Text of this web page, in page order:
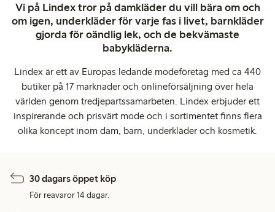
Vi på Lindex tror på damkläder du vill bära om och
om igen, underkläder för varje fas i livet, barnkläder
gjorda för oändlig lek, och de bekvämaste
babykläderna.
Lindex är ett av Europas ledande modeföretag med ca 440
butiker på 17 marknader och onlineförsäljning över hela
världen genom tredjepartssamarbeten. Lindex erbjuder ett
inspirerande och prisvärt mode och i sortimentet finns flera
olika koncept inom dam, barn, underkläder och kosmetik.
30 dagars öppet köp
För reavaror 14 dagar.